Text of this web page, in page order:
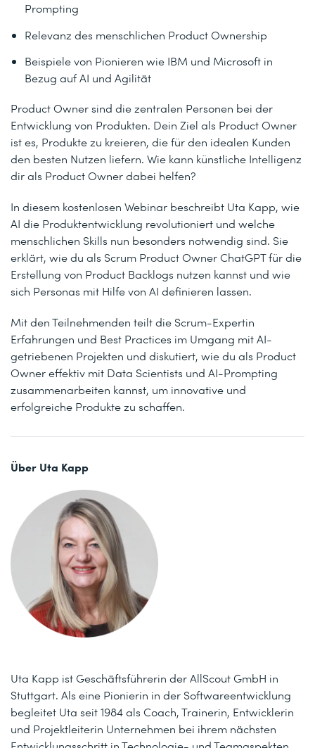
Prompting
Relevanz des menschlichen Product Ownership
Beispiele von Pionieren wie IBM und Microsoft in
Bezug auf AI und Agilität
Product Owner sind die zentralen Personen bei der
Entwicklung von Produkten. Dein Ziel als Product Owner
ist es, Produkte zu kreieren, die für den idealen Kunden
den besten Nutzen liefern. Wie kann künstliche Intelligenz
dir als Product Owner dabei helfen?
In diesem kostenlosen Webinar beschreibt Uta Kapp, wie
AI die Produktentwicklung revolutioniert und welche
menschlichen Skills nun besonders notwendig sind. Sie
erklärt, wie du als Scrum Product Owner ChatGPT für die
Erstellung von Product Backlogs nutzen kannst und wie
sich Personas mit Hilfe von AI definieren lassen.
Mit den Teilnehmenden teilt die Scrum-Expertin
Erfahrungen und Best Practices im Umgang mit AI-
getriebenen Projekten und diskutiert, wie du als Product
Owner effektiv mit Data Scientists und AI-Prompting
zusammenarbeiten kannst, um innovative und
erfolgreiche Produkte zu schaffen.
Über Uta Kapp
Uta Kapp ist Geschäftsführerin der AllScout GmbH in
Stuttgart. Als eine Pionierin in der Softwareentwicklung
begleitet Uta seit 1984 als Coach, Trainerin, Entwicklerin
und Projektleiterin Unternehmen bei ihrem nächsten